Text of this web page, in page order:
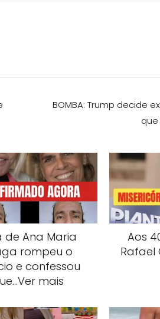
BOMBA: Trump decide
que
de Ana Maria
rompeu o
e confessou
mais
Aos
Rafael